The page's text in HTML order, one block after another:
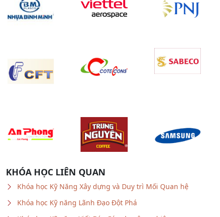
Khóa học Kỹ Năng Xây dựng và Duy trì Mối Quan hệ
Khóa học Kỹ năng Lãnh Đạo Đột Phá
Khóa học Kỹ năng Viết Báo Cáo chuyên nghiệp